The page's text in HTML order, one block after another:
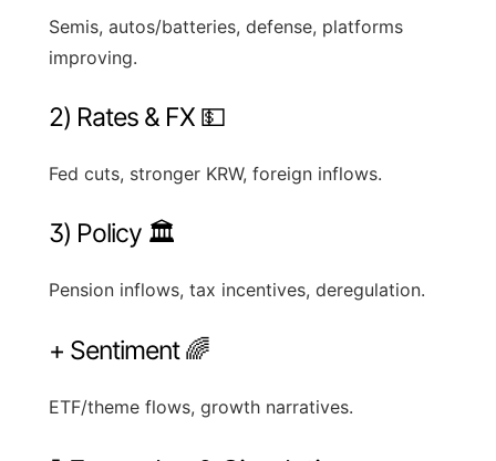
Semis, autos/batteries, defense, platforms
improving.
2) Rates & FX 💵
Fed cuts, stronger KRW, foreign inflows.
3) Policy 🏛
Pension inflows, tax incentives, deregulation.
+ Sentiment 🌈
ETF/theme flows, growth narratives.